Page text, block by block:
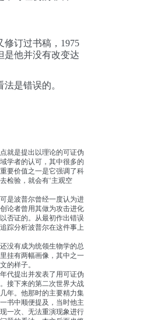
修订过书稿，1975
是他并没有改变达
是错误的。
就是提出以理论的可证伪
学者的认可，其中很多的
要价值之一是它强调了科
检验，就会有‘主观空
是波普尔曾经一度认为进
论者曾用其做为攻击进化
否证的。从最初作出错误
踪分析波普尔在这件事上
没有成为统领生物学的总
挂有两幅画像，其中之一
的样子。
代提出并发表了用可证伪
接下来的第二次世界大战
年。他那时的主要精力集
书中顺便提及，当时他主
一次、无法重演现象进行